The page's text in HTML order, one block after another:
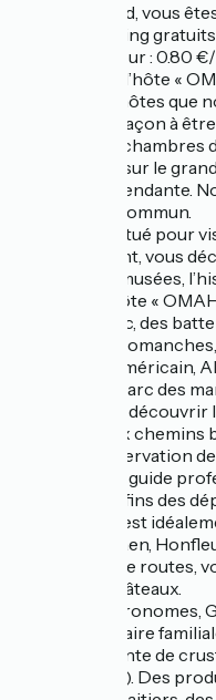
- Amis motard, vous
- Wifi et parking gratuits
- Taxe de séjour : 0.80
La chambre d’hôte «
chambres d’hôtes que
réparties de façon à
autres. Les 3
directement sur le
entrée indépendante.
l’escalier en commun.
Idéalement situé pour
débarquement, vous
batailles, les musées,
chambre d’hôte «
Pointe du Hoc, des
Azeville,
cimetières Américain,
Au cœur du parc des
vous pourrez
les nombreux chemins
dédiés à l’observation
guider par un guide
Niché au confins des
Manche, elle est
de Bayeux, Caen,
… Au détour de routes,
manoir ou châteaux.
Pour les gastronomes,
station balnéaire
plaisance (vente de
tous les jours). Des